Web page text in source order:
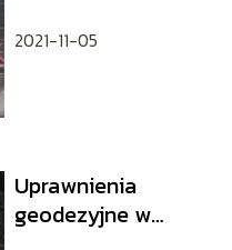
2021-11-05
Uprawnienia
geodezyjne w